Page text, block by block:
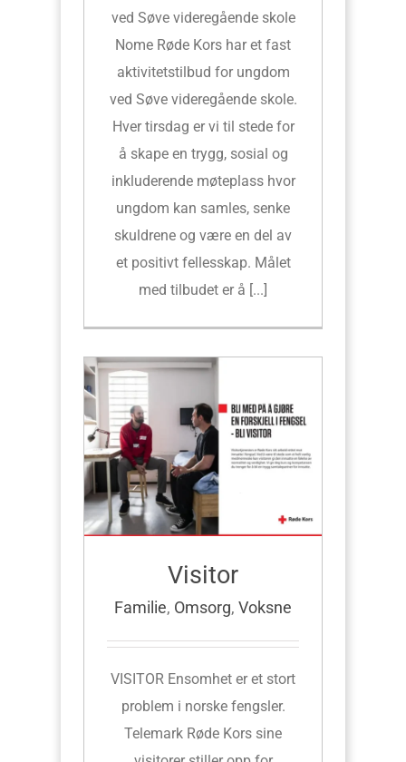
ved Søve videregående skole
Nome Røde Kors har et fast
aktivitetstilbud for ungdom
ved Søve videregående skole.
Hver tirsdag er vi til stede for
å skape en trygg, sosial og
inkluderende møteplass hvor
ungdom kan samles, senke
skuldrene og være en del av
et positivt fellesskap. Målet
med tilbudet er å [...]
Visitor
Familie, Omsorg, Voksne
VISITOR Ensomhet er et stort
problem i norske fengsler.
Telemark Røde Kors sine